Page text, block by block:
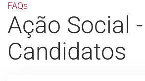
FAQs
Ação Social -
Candidatos